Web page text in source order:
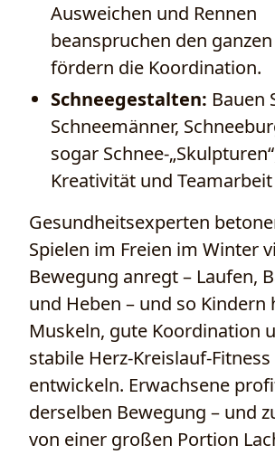
Ausweichen und Rennen
beanspruchen den
fördern die Koordination.
Schneegestalten: Bauen
Schneemänner,
sogar Schnee-
Kreativität und
Gesundheitsexperten
Spielen im Freien im Winter
Bewegung anregt – Laufen,
und Heben – und so
Muskeln, gute Koordination
stabile Herz-Kreislauf-Fitness
entwickeln. Erwachsene
derselben Bewegung – und
von einer großen Portion